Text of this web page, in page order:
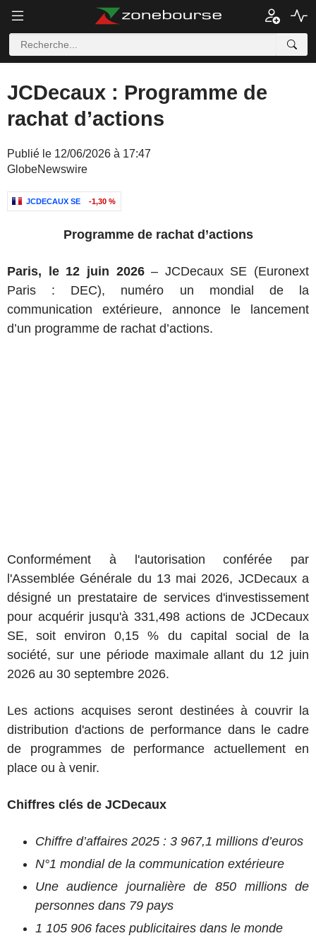
JCDecaux : Programme de
rachat d’actions
Publié le 12/06/2026 à 17:47
GlobeNewswire
JCDECAUX SE -1,30 %
Programme de rachat d’actions
Paris, le 12 juin 2026– JCDecaux SE (Euronext
Paris : DEC), numéro un mondial de la
communication extérieure, annonce le lancement
d’un programme de rachat d’actions.
Conformément à l'autorisation conférée par
l'Assemblée Générale du 13 mai 2026, JCDecaux a
désigné un prestataire de services d'investissement
pour acquérir jusqu'à 331,498 actions de JCDecaux
SE, soit environ 0,15 % du capital social de la
société, sur une période maximale allant du 12 juin
2026 au 30 septembre 2026.
Les actions acquises seront destinées à couvrir la
distribution d'actions de performance dans le cadre
de programmes de performance actuellement en
place ou à venir.
Chiffres clés de JCDecaux
Chiffre d’affaires 2025 : 3 967,1 millions d’euros
N°1 mondial de la communication extérieure
Une audience journalière de 850 millions de
personnes dans 79 pays
1 105 906 faces publicitaires dans le monde